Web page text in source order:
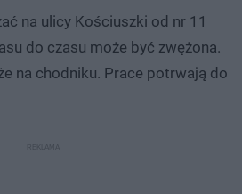
na ulicy Kościuszki od nr 11
do czasu może być zwężona.
na chodniku. Prace potrwają do